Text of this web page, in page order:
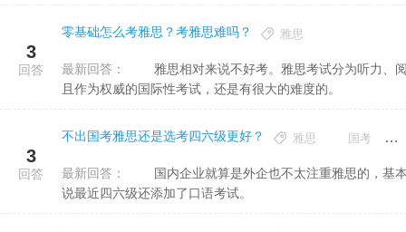
3
回答
零基础怎么考雅思？考雅思难吗？ 雅思
最新回答：
且作为权威的国际性考试，还是有很大的难度的。
3
回答
不出国考雅思还是选考四六级更好？ 雅思 国考
最新回答：
说最近四六级还添加了口语考试。